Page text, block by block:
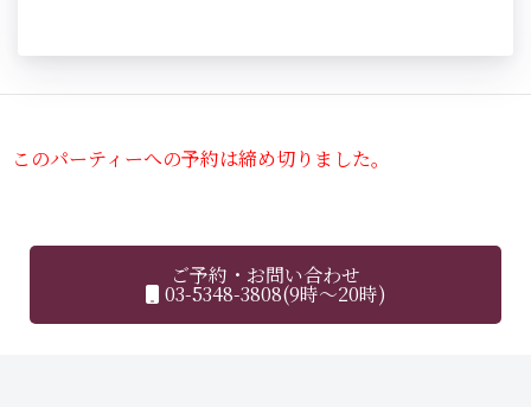
このパーティーへの予約は締め切りました。
ご予約・お問い合わせ
03-5348-3808(9時～20時)